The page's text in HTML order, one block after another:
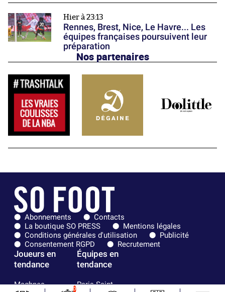
Hier à 23:13
Rennes, Brest, Nice, Le Havre... Les
équipes françaises poursuivent leur
préparation
Nos partenaires
Abonnements
Contacts
La boutique SO PRESS
Mentions légales
Conditions générales d'utilisation
Publicité
Consentement RGPD
Recrutement
Joueurs en
tendance
Maghnes
Équipes en
tendance
Paris Saint-
0